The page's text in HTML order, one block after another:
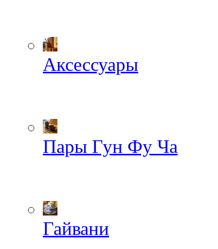
Аксессуары
Пары Гун Фу Ча
Гайвани